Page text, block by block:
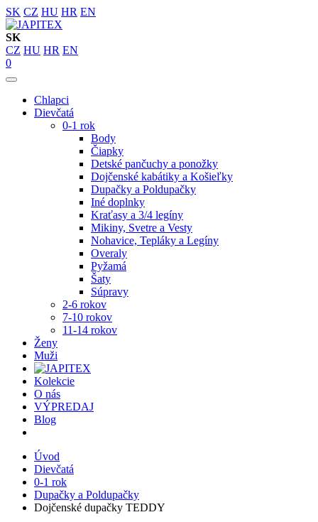
SK CZ HU HR EN
SK
CZ HU HR EN
0
Chlapci
Dievčatá
0-1 rok
Body
Čiapky
Detské pančuchy a ponožky
Dojčenské kabátiky a Košieľky
Dupačky a Poldupačky
Iné doplnky
Kraťasy a 3/4 legíny
Mikiny, Svetre a Vesty
Nohavice, Tepláky a Legíny
Overaly
Pyžamá
Šaty
Súpravy
2-6 rokov
7-10 rokov
11-14 rokov
Ženy
Muži
Kolekcie
O nás
VÝPREDAJ
Blog
Úvod
Dievčatá
0-1 rok
Dupačky a Poldupačky
Dojčenské dupačky TEDDY